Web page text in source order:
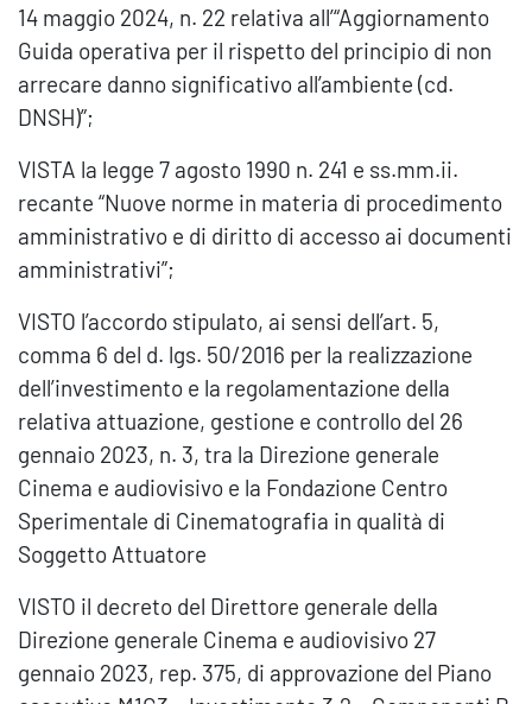
14 maggio 2024, n. 22 relativa all’“Aggiornamento
Guida operativa per il rispetto del principio di non
arrecare danno significativo all’ambiente (cd.
DNSH)”;
VISTA la legge 7 agosto 1990 n. 241 e ss.mm.ii.
recante “Nuove norme in materia di procedimento
amministrativo e di diritto di accesso ai documenti
amministrativi”;
VISTO l’accordo stipulato, ai sensi dell’art. 5,
comma 6 del d. lgs. 50/2016 per la realizzazione
dell’investimento e la regolamentazione della
relativa attuazione, gestione e controllo del 26
gennaio 2023, n. 3, tra la Direzione generale
Cinema e audiovisivo e la Fondazione Centro
Sperimentale di Cinematografia in qualità di
Soggetto Attuatore
VISTO il decreto del Direttore generale della
Direzione generale Cinema e audiovisivo 27
gennaio 2023, rep. 375, di approvazione del Piano